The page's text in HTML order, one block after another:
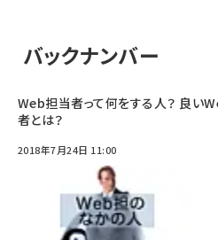
バックナンバー
Web担当者って何をする人？ 良い
者とは？
2018年7月24日 11:00